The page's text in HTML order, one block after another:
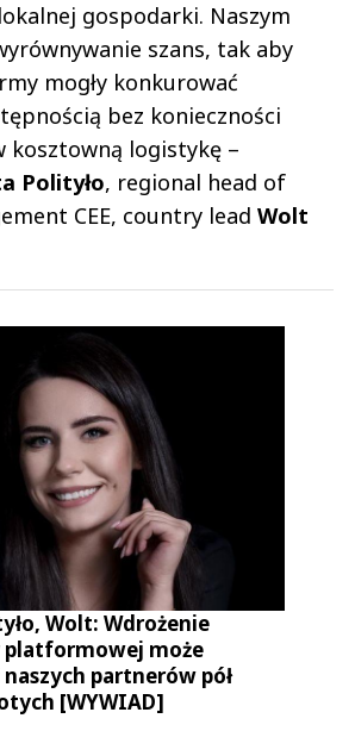
gospodarki. Naszym
szans, tak aby
mogły konkurować
bez konieczności
kosztowną logistykę –
Polityło, regional head of
CEE, country lead Wolt
Wolt: Wdrożenie
może
partnerów pół
[WYWIAD]